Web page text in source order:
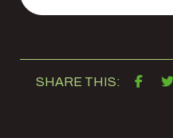
SHARE THIS: